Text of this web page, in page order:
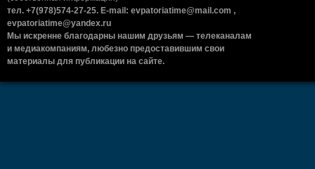
тел. +7(978)574-27-25. E-mail: evpatoriatime@mail.com ,
evpatoriatime@yandex.ru
Мы искренне благодарны нашим друзьям — телеканалам
и медиакомпаниям, любезно предоставившим свои
материалы для публикации на сайте.